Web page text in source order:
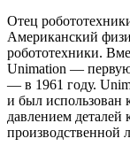
Отец
Американский
робототехники.
Unimation —
— в 1961 году.
и был использован
давлением деталей
производственной